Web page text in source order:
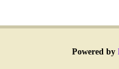
Powered by